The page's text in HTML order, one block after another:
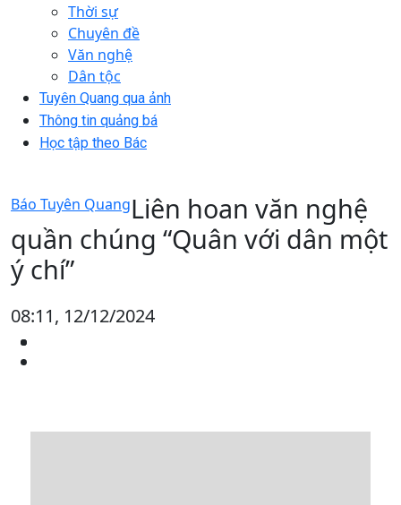
Thời sự
Chuyên đề
Văn nghệ
Dân tộc
Tuyên Quang qua ảnh
Thông tin quảng bá
Học tập theo Bác
Báo Tuyên QuangLiên hoan văn nghệ
quần chúng “Quân với dân một
ý chí”
08:11, 12/12/2024